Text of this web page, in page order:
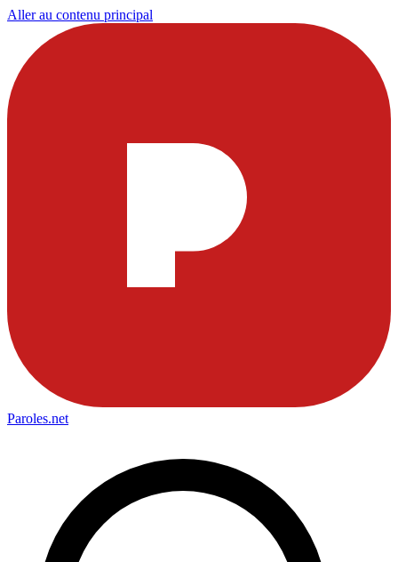
Aller au contenu principal
Paroles.net